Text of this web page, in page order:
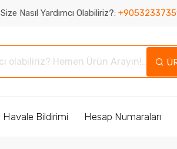
Size Nasıl Yardımcı Olabiliriz?:
Havale Bildirimi Hesap Numaraları